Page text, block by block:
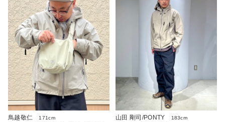
鳥越敬仁
171cm
山田 剛司/PONTY
183cm